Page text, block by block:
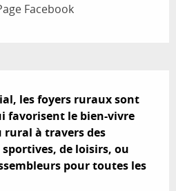
Facebook
les foyers ruraux sont
favorisent le bien-vivre
rural à travers des
de loisirs, ou
pour toutes les